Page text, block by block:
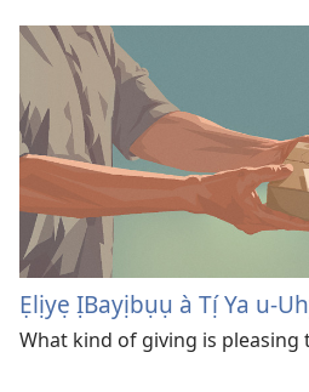
Ẹlịyẹ ỊBayịbụụ à Tị́ Ya u-
What kind of giving is pleasing